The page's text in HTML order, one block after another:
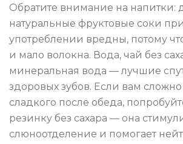
Обратите внимание на напитки:
натуральные фруктовые соки
употреблении вредны, потому
и мало волокна. Вода, чай без
минеральная вода — лучшие
здоровых зубов. Если вам сложно
сладкого после обеда,
резинку без сахара — она
слюноотделение и помогает